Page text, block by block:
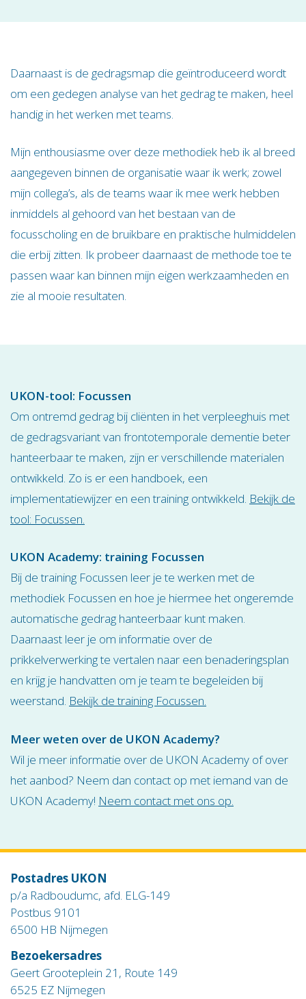
Daarnaast is de gedragsmap die geïntroduceerd wordt
om een gedegen analyse van het gedrag te maken, heel
handig in het werken met teams.
Mijn enthousiasme over deze methodiek heb ik al breed
aangegeven binnen de organisatie waar ik werk; zowel
mijn collega’s, als de teams waar ik mee werk hebben
inmiddels al gehoord van het bestaan van de
focusscholing en de bruikbare en praktische hulmiddelen
die erbij zitten. Ik probeer daarnaast de methode toe te
passen waar kan binnen mijn eigen werkzaamheden en
zie al mooie resultaten.
UKON-tool: Focussen
Om ontremd gedrag bij cliënten in het verpleeghuis met
de gedragsvariant van frontotemporale dementie beter
hanteerbaar te maken, zijn er verschillende materialen
ontwikkeld. Zo is er een handboek, een
implementatiewijzer en een training ontwikkeld. Bekijk de
tool: Focussen.
UKON Academy: training Focussen
Bij de training Focussen leer je te werken met de
methodiek Focussen en hoe je hiermee het ongeremde
automatische gedrag hanteerbaar kunt maken.
Daarnaast leer je om informatie over de
prikkelverwerking te vertalen naar een benaderingsplan
en krijg je handvatten om je team te begeleiden bij
weerstand. Bekijk de training Focussen.
Meer weten over de UKON Academy?
Wil je meer informatie over de UKON Academy of over
het aanbod? Neem dan contact op met iemand van de
UKON Academy! Neem contact met ons op.
Postadres UKON
p/a Radboudumc, afd. ELG-149
Postbus 9101
6500 HB Nijmegen
Bezoekersadres
Geert Grooteplein 21, Route 149
6525 EZ Nijmegen